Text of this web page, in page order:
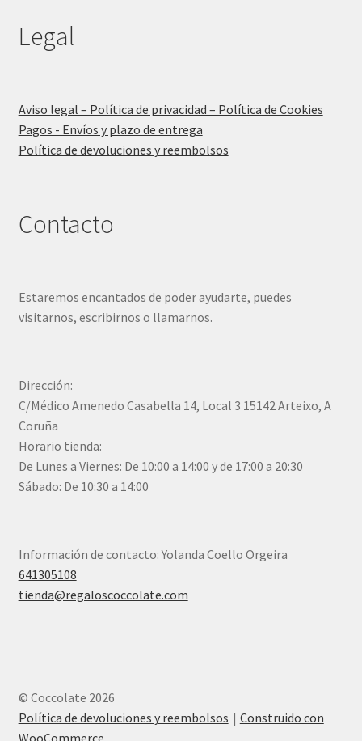
Legal
Aviso legal – Política de privacidad – Política de Cookies
Pagos - Envíos y plazo de entrega
Política de devoluciones y reembolsos
Contacto
Estaremos encantados de poder ayudarte, puedes
visitarnos, escribirnos o llamarnos.
Dirección:
C/Médico Amenedo Casabella 14, Local 3 15142 Arteixo, A
Coruña
Horario tienda:
De Lunes a Viernes: De 10:00 a 14:00 y de 17:00 a 20:30
Sábado: De 10:30 a 14:00
Información de contacto: Yolanda Coello Orgeira
641305108
tienda@regaloscoccolate.com
© Coccolate 2026
Política de devoluciones y reembolsos
Construido con
WooCommerce